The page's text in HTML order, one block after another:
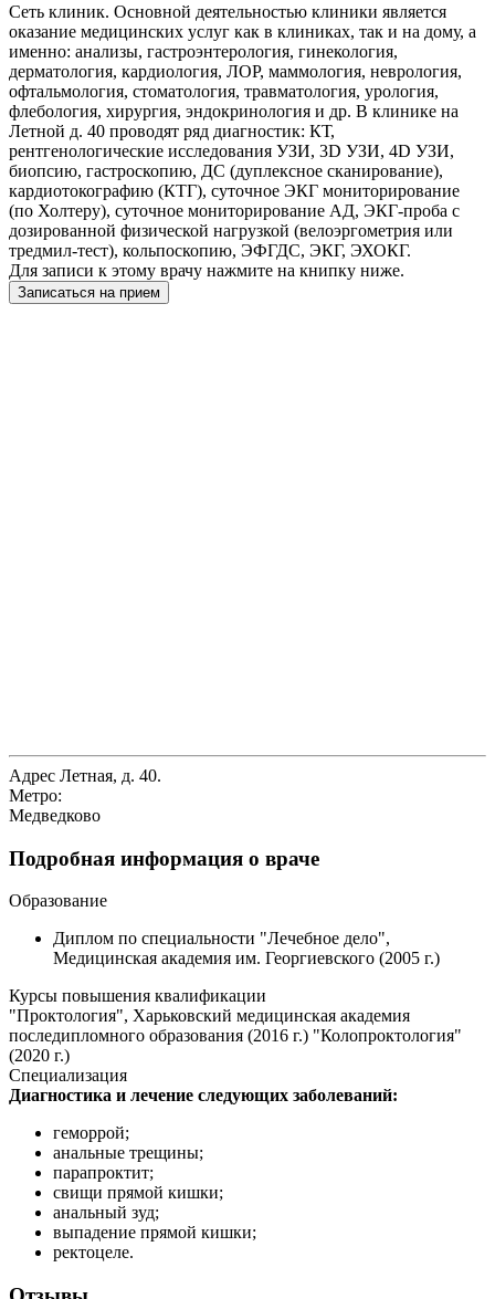
Сеть клиник. Основной деятельностью клиники является
оказание медицинских услуг как в клиниках, так и на дому, а
именно: анализы, гастроэнтерология, гинекология,
дерматология, кардиология, ЛОР, маммология, неврология,
офтальмология, стоматология, травматология, урология,
флебология, хирургия, эндокринология и др. В клинике на
Летной д. 40 проводят ряд диагностик: КТ,
рентгенологические исследования УЗИ, 3D УЗИ, 4D УЗИ,
биопсию, гастроскопию, ДС (дуплексное сканирование),
кардиотокографию (КТГ), суточное ЭКГ мониторирование
(по Холтеру), суточное мониторирование АД, ЭКГ-проба с
дозированной физической нагрузкой (велоэргометрия или
тредмил-тест), кольпоскопию, ЭФГДС, ЭКГ, ЭХОКГ.
Для записи к этому врачу нажмите на книпку ниже.
Записаться на прием
Адрес Летная, д. 40.
Метро:
Медведково
Подробная информация о враче
Образование
Диплом по специальности "Лечебное дело",
Медицинская академия им. Георгиевского (2005 г.)
Курсы повышения квалификации
"Проктология", Харьковский медицинская академия
последипломного образования (2016 г.) "Колопроктология"
(2020 г.)
Специализация
Диагностика и лечение следующих заболеваний:
геморрой;
анальные трещины;
парапроктит;
свищи прямой кишки;
анальный зуд;
выпадение прямой кишки;
ректоцеле.